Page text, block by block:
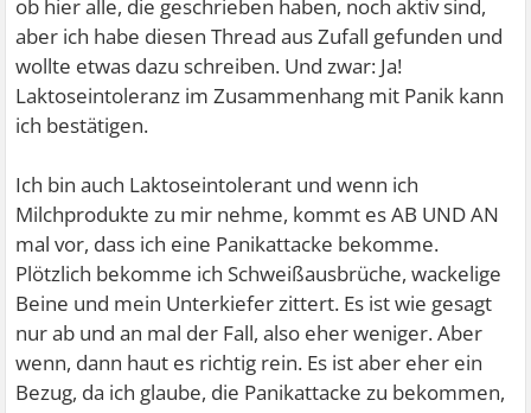
ob hier alle, die geschrieben haben, noch aktiv sind,
aber ich habe diesen Thread aus Zufall gefunden und
wollte etwas dazu schreiben. Und zwar: Ja!
Laktoseintoleranz im Zusammenhang mit Panik kann
ich bestätigen.
Ich bin auch Laktoseintolerant und wenn ich
Milchprodukte zu mir nehme, kommt es AB UND AN
mal vor, dass ich eine Panikattacke bekomme.
Plötzlich bekomme ich Schweißausbrüche, wackelige
Beine und mein Unterkiefer zittert. Es ist wie gesagt
nur ab und an mal der Fall, also eher weniger. Aber
wenn, dann haut es richtig rein. Es ist aber eher ein
Bezug, da ich glaube, die Panikattacke zu bekommen,